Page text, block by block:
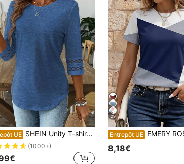
UE SHEIN Unity T-shirt à col ras-du-cou à manches longues, de couleur unie et décontracté, pour le printemps
(1000+)
29
Entrepôt UE EMERY ROSE T-shirt coupe regular pour femmes, motif patchwork bicolore imprimé, style chic, Top décontracté d'été pour
8,18€